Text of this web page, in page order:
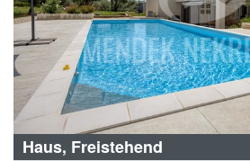
Haus, Freistehend